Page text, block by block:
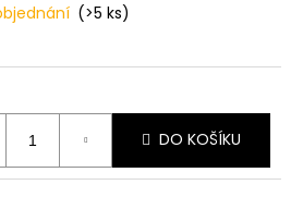
(>5 ks)
DO KOŠÍKU